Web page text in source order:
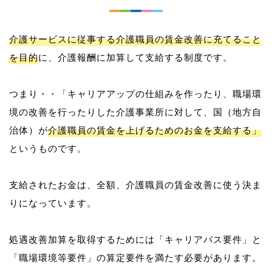
介護サービスに従事する介護職員の賃金改善に充てること
を目的に、介護報酬に加算して支給する制度です。
つまり・・「キャリアアップの仕組みを作ったり、職場環
境の改善を行ったりした介護事業所に対して、国（地方自
治体）が介護職員の賃金を上げるためのお金を支給する」
というものです。
支給されたお金は、全額、介護職員の賃金改善に使う決ま
りになっています。
処遇改善加算を取得するためには「キャリアパス要件」と
「職場環境等要件」の算定要件を満たす必要があります。